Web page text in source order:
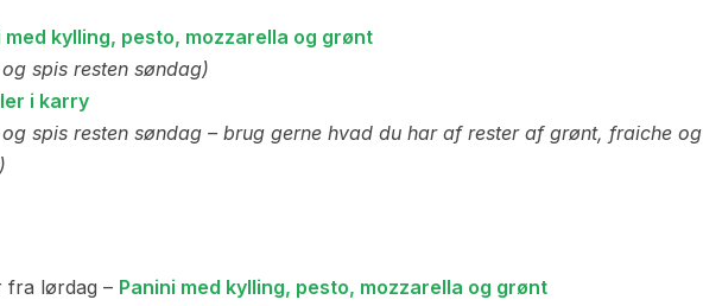
med kylling, pesto, mozzarella og grønt
spis resten søndag)
i karry
spis resten søndag – brug gerne hvad du har af rester af grønt, fraiche og
fra lørdag – Panini med kylling, pesto, mozzarella og grønt